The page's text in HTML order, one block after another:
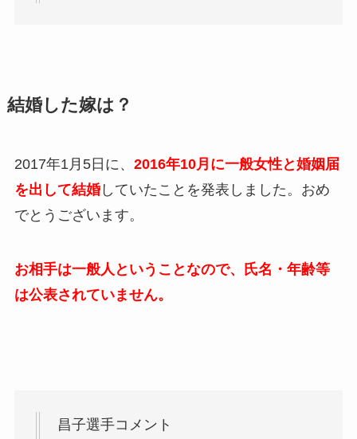
結婚した嫁は？
2017年1月5日に、 2016年10月に一般女性と婚姻届
を出して結婚していたことを発表しました。おめ
でとうございます。
お相手は一般人ということなので、氏名・年齢等
は公表されていません。
昌子選手コメント